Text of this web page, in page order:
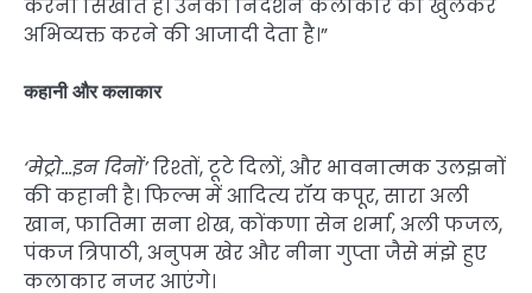
करना सिखाते हैं। उनका निर्देशन कलाकार को खुलकर
अभिव्यक्त करने की आजादी देता है।”
कहानी और कलाकार
‘मेट्रो…इन दिनों’रिश्तों, टूटे दिलों, और भावनात्मक उलझनों
की कहानी है। फिल्म में आदित्य रॉय कपूर, सारा अली
खान, फातिमा सना शेख, कोंकणा सेन शर्मा, अली फजल,
पंकज त्रिपाठी, अनुपम खेर और नीना गुप्ता जैसे मंझे हुए
कलाकार नजर आएंगे।